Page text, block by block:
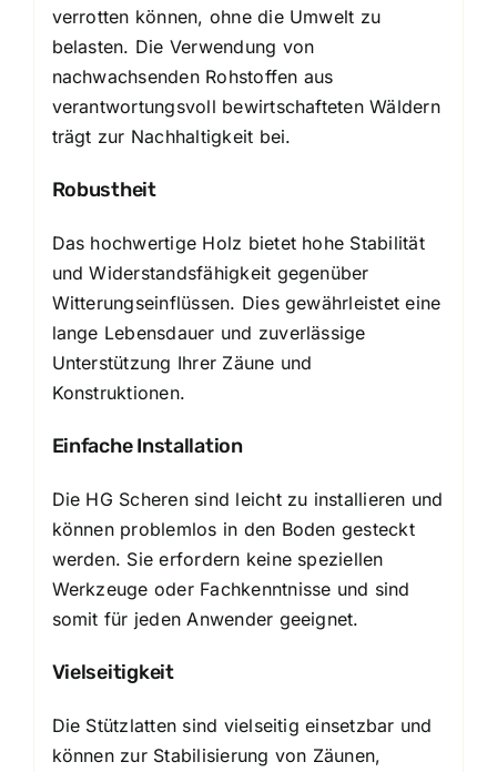
verrotten können, ohne die Umwelt zu
belasten. Die Verwendung von
nachwachsenden Rohstoffen aus
verantwortungsvoll bewirtschafteten Wäldern
trägt zur Nachhaltigkeit bei.
Robustheit
Das hochwertige Holz bietet hohe Stabilität
und Widerstandsfähigkeit gegenüber
Witterungseinflüssen. Dies gewährleistet eine
lange Lebensdauer und zuverlässige
Unterstützung Ihrer Zäune und
Konstruktionen.
Einfache Installation
Die HG Scheren sind leicht zu installieren und
können problemlos in den Boden gesteckt
werden. Sie erfordern keine speziellen
Werkzeuge oder Fachkenntnisse und sind
somit für jeden Anwender geeignet.
Vielseitigkeit
Die Stützlatten sind vielseitig einsetzbar und
können zur Stabilisierung von Zäunen,